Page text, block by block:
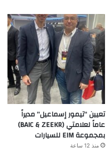
تعيين “تيمور إسماعيل” مديراً
عاماً لعلامتي (BAIC & ZEEKR)
بمجموعة EIM للسيارات
منذ 12 ساعة